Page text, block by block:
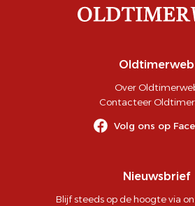
Oldtimerweb
Over
Contacteer
Volg ons op
Nieuwsbrief
Blijf steeds op de hoogte via